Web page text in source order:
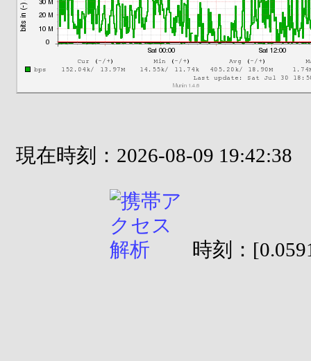
現在時刻：2026-08-09 19:42:38
時刻：